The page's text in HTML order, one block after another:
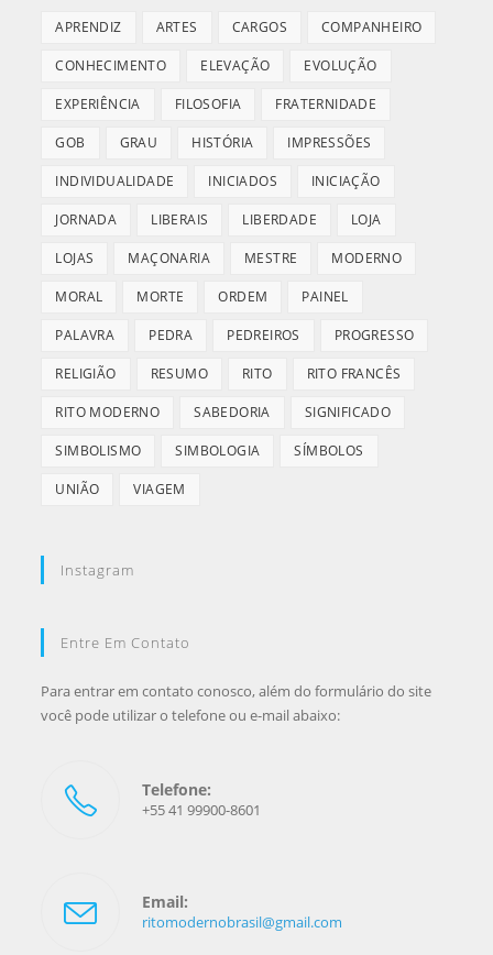
APRENDIZ ARTES CARGOS COMPANHEIRO
CONHECIMENTO ELEVAÇÃO EVOLUÇÃO
EXPERIÊNCIA FILOSOFIA FRATERNIDADE
GOB GRAU HISTÓRIA IMPRESSÕES
INDIVIDUALIDADE INICIADOS INICIAÇÃO
JORNADA LIBERAIS LIBERDADE LOJA
LOJAS MAÇONARIA MESTRE MODERNO
MORAL MORTE ORDEM PAINEL
PALAVRA PEDRA PEDREIROS PROGRESSO
RELIGIÃO RESUMO RITO RITO FRANCÊS
RITO MODERNO SABEDORIA SIGNIFICADO
SIMBOLISMO SIMBOLOGIA SÍMBOLOS
UNIÃO VIAGEM
Instagram
Entre Em Contato
Para entrar em contato conosco, além do formulário do site
você pode utilizar o telefone ou e-mail abaixo:
Telefone:
+55 41 99900-8601
Email:
ritomodernobrasil@gmail.com